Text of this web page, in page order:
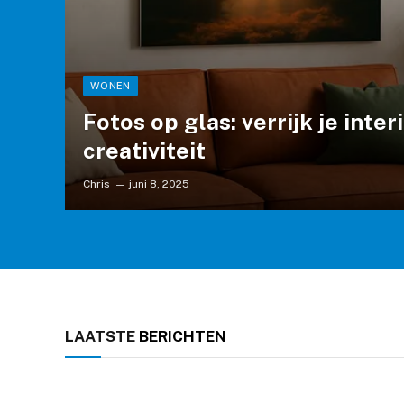
WONEN
Fotos op glas: verrijk je
creativiteit
Chris juni 8, 2025
LAATSTE BERICHTEN